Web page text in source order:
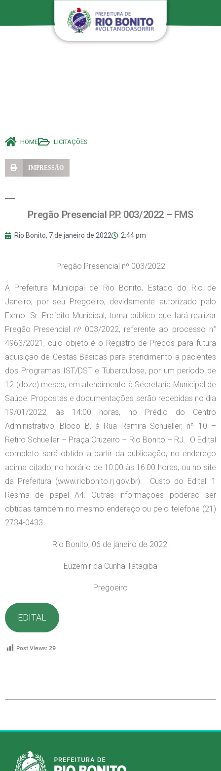
HOME LICITAÇÕES
IMPRESSÃO
Pregão Presencial P.P. 003/2022 – FMS
Rio Bonito, 7 de janeiro de 2022 2:44 pm
Pregão Presencial nº 003/2022
A Prefeitura Municipal de Rio Bonito, Estado do Rio de
Janeiro, por seu Pregoeiro, devidamente autorizado pelo
Exmo. Sr. Prefeito Municipal, torna público que fará realizar
Pregão Presencial nº 003/2022, referente ao processo n°
4963/2021, cujo objeto é o Registro de Preços para futura
aquisição de Cestas Básicas para atendimento a pacientes
dos Programas IST/DST e Tuberculose, por um período de
12 (doze) meses, em atendimento à Secretaria Municipal de
Saúde. Propostas e documentações serão recebidas no dia
19/01/2022, às 14:00 horas, no Prédio do Centro
Administrativo, Bloco B, à Rua Ramira Schueller, nº 10 –
Retiro Schueller – Praça Cruzeiro – Rio Bonito – RJ. O Edital
completo será obtido a partir da publicação, no endereço
acima citado, no horário de 10:00 às 16:00 horas, ou no site
da Prefeitura (www.riobonito.rj.gov.br). Custo do Edital: 1
Resma de papel A4. Outras informações poderão ser
obtidas também no mesmo endereço ou pelo telefone (21)
2734-0433.
Rio Bonito, 06 de janeiro de 2022.
Euzemir da Cunha Tatagiba
Pregoeiro
EDITAL
Post Views: 29